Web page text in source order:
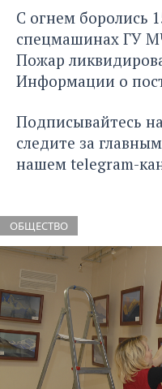
С огнем боролись
спецмашинах ГУ
Пожар
Информации о
Подписывайтесь
следите за
нашем telegram-
ОБЩЕСТВО